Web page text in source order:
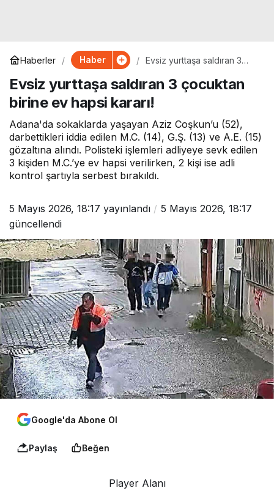
Haberler Haber
Evsiz yurttaşa saldıran 3
kararı!
Evsiz yurttaşa saldıran 3 çocuktan
birine ev hapsi kararı!
Adana'da sokaklarda yaşayan Aziz Coşkun’u (52),
darbettikleri iddia edilen M.C. (14), G.Ş. (13) ve A.E. (15)
gözaltına alındı. Polisteki işlemleri adliyeye sevk edilen
3 kişiden M.C.’ye ev hapsi verilirken, 2 kişi ise adli
kontrol şartıyla serbest bırakıldı.
5 Mayıs 2026, 18:17 yayınlandı
5 Mayıs 2026, 18:17
güncellendi
Google'da Abone Ol
Paylaş Beğen
Player Alanı